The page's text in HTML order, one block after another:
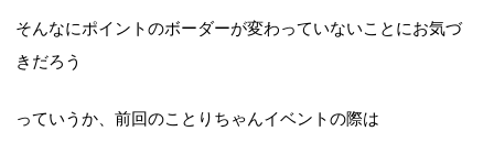
そんなにポイントのボーダーが変わっていないことにお気づ
きだろう
っていうか、前回のことりちゃんイベントの際は